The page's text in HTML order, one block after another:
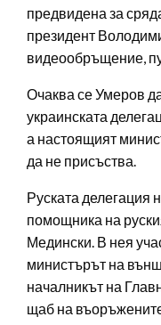
предвидена за
президент
видеообръщение,
Очаква се Умеров
украинската
а настоящият
да не присъства.
Руската делегация
помощника на
Медински. В нея
министърът на
началникът на
щаб на